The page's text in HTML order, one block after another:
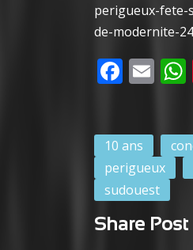
perigueux-fete-
de-modernite-
10 ans
perigueux
sudouest
Share Post